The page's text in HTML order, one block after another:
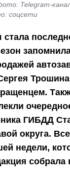
Telegram-
соцсети
стала
ГИБДД
округа.
недели,
собрала